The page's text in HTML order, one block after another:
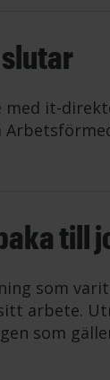
it-
till
som
arbete.
som